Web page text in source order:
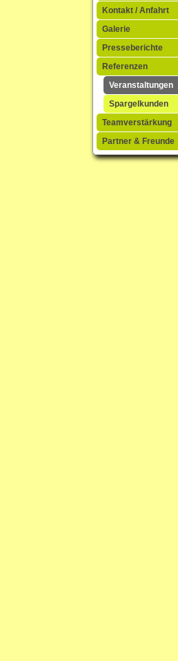
Kontakt / Anfahrt
Galerie
Presseberichte
Referenzen
Veranstaltungen
Spargelkunden
Teamverstärkung
Partner & Freunde